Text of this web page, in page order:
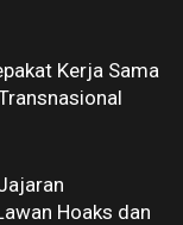
Kerja Sama
Hoaks dan